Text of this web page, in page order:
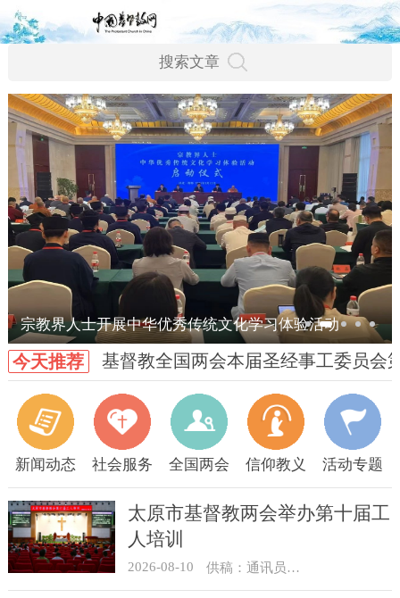
宗教界人士开展中华优秀传统文化学习体验活动
今天推荐 基督教全国两会本届圣经事工委员会
新闻动态 社会服务 全国两会 信仰教义 活动专题
太原市基督教两会举办第十届工
人培训
2026-08-10 供稿：通讯员 王建春 摄影：史爱梅